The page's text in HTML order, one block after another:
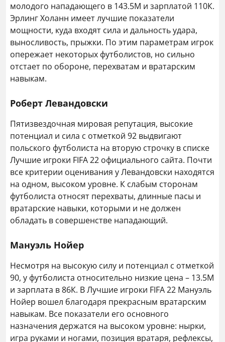
молодого нападающего в 143.5М и зарплатой 110К.
Эрлинг Холанн имеет лучшие показатели
мощности, куда входят сила и дальность удара,
выносливость, прыжки. По этим параметрам игрок
опережает некоторых футболистов, но сильно
отстает по обороне, перехватам и вратарским
навыкам.
Роберт Левандовски
Пятизвездочная мировая репутация, высокие
потенциал и сила с отметкой 92 выдвигают
польского футболиста на вторую строчку в списке
Лучшие игроки FIFA 22 официального сайта. Почти
все критерии оценивания у Левандовски находятся
на одном, высоком уровне. К слабым сторонам
футболиста относят перехваты, длинные пасы и
вратарские навыки, которыми и не должен
обладать в совершенстве нападающий.
Мануэль Нойер
Несмотря на высокую силу и потенциал с отметкой
90, у футболиста относительно низкие цена – 13.5М
и зарплата в 86К. В Лучшие игроки FIFA 22 Мануэль
Нойер вошел благодаря прекрасным вратарским
навыкам. Все показатели его основного
назначения держатся на высоком уровне: нырки,
игра руками и ногами, позиция вратаря, рефлексы,